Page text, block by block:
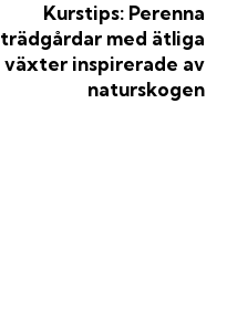
Kurstips: Perenna
trädgårdar med ätliga
växter inspirerade av
naturskogen